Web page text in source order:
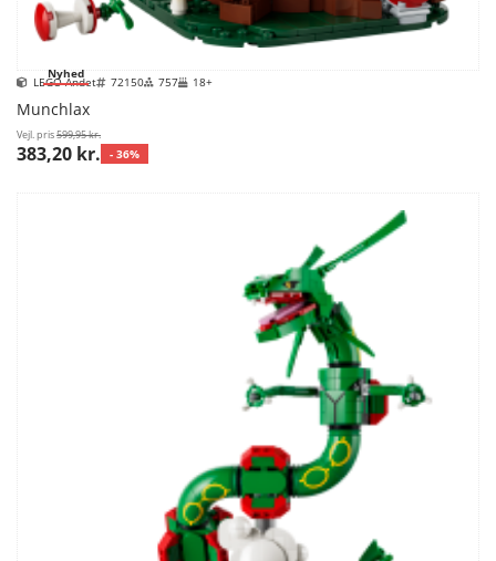
Nyhed
LEGO Andet 72150 757 18+
Munchlax
Vejl. pris599,95 kr.
383,20 kr. - 36%